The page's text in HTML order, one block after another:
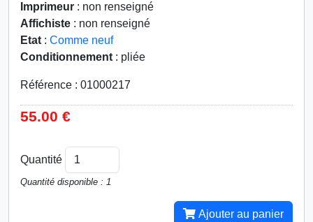
Imprimeur : non renseigné
Affichiste : non renseigné
Etat: Comme neuf
Conditionnement: pliée
Référence : 01000217
55.00 €
Quantité
Quantité disponible : 1
Ajouter au panier